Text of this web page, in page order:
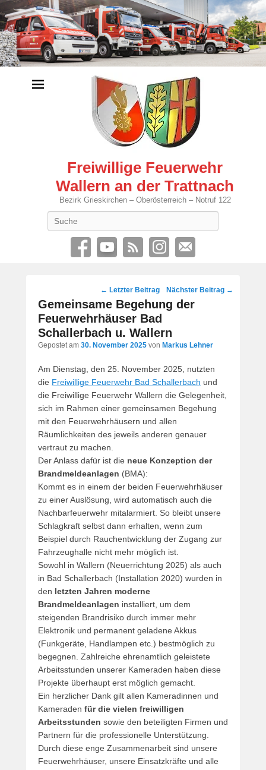
Freiwillige Feuerwehr
Wallern an der Trattnach
Bezirk Grieskirchen – Oberösterreich – Notruf 122
Post
navigation
← Letzter Beitrag Nächster Beitrag →
Gemeinsame Begehung der
Feuerwehrhäuser Bad
Schallerbach u. Wallern
Gepostet am 30. November 2025 von Markus Lehner
Am Dienstag, den 25. November 2025, nutzten
die Freiwillige Feuerwehr Bad Schallerbach und
die Freiwillige Feuerwehr Wallern die Gelegenheit,
sich im Rahmen einer gemeinsamen Begehung
mit den Feuerwehrhäusern und allen
Räumlichkeiten des jeweils anderen genauer
vertraut zu machen.
Der Anlass dafür ist die neue Konzeption der
Brandmeldeanlagen (BMA):
Kommt es in einem der beiden Feuerwehrhäuser
zu einer Auslösung, wird automatisch auch die
Nachbarfeuerwehr mitalarmiert. So bleibt unsere
Schlagkraft selbst dann erhalten, wenn zum
Beispiel durch Rauchentwicklung der Zugang zur
Fahrzeughalle nicht mehr möglich ist.
Sowohl in Wallern (Neuerrichtung 2025) als auch
in Bad Schallerbach (Installation 2020) wurden in
den letzten Jahren moderne
Brandmeldeanlagen installiert, um dem
steigenden Brandrisiko durch immer mehr
Elektronik und permanent geladene Akkus
(Funkgeräte, Handlampen etc.) bestmöglich zu
begegnen. Zahlreiche ehrenamtlich geleistete
Arbeitsstunden unserer Kameraden haben diese
Projekte überhaupt erst möglich gemacht.
Ein herzlicher Dank gilt allen Kameradinnen und
Kameraden für die vielen freiwilligen
Arbeitsstunden sowie den beteiligten Firmen und
Partnern für die professionelle Unterstützung.
Durch diese enge Zusammenarbeit sind unsere
Feuerwehrhäuser, unsere Einsatzkräfte und alle